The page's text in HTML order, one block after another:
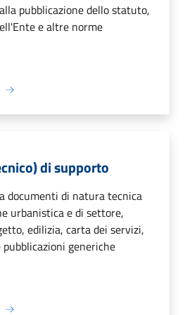
pubblicazione dello statuto,
e altre norme
di supporto
documenti di natura tecnica
urbanistica e di settore,
edilizia, carta dei servizi,
generiche